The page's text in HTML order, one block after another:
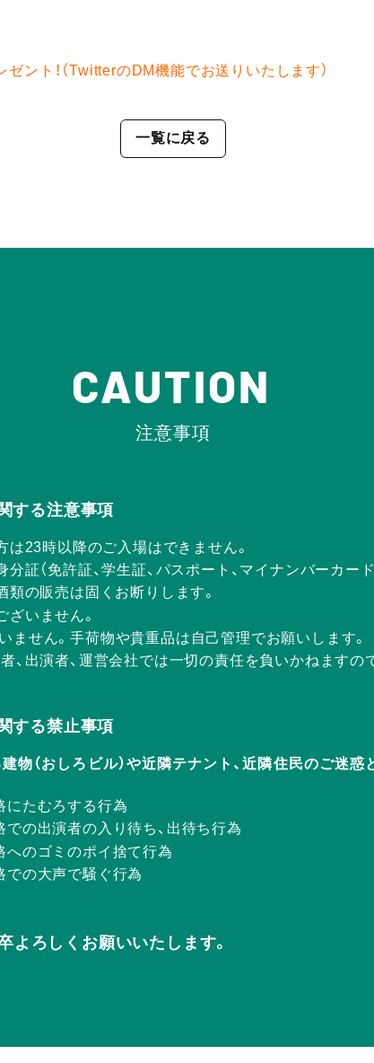
ント！（TwitterのDM機能でお送りいたします）
一覧に戻る
CAUTION
注意事項
する注意事項
は23時以降のご入場はできません。
証（免許証、学生証、パスポート、マイナンバーカー
の販売は固くお断りします。
いません。
せん。手荷物や貴重品は自己管理でお願いします。
、出演者、運営会社では一切の責任を負いかねますの
する禁止事項
（おしろビル）や近隣テナント、近隣住民のご迷
にたむろする行為
の出演者の入り待ち、出待ち行為
へのゴミのポイ捨て行為
での大声で騒ぐ行為
よろしくお願いいたします。